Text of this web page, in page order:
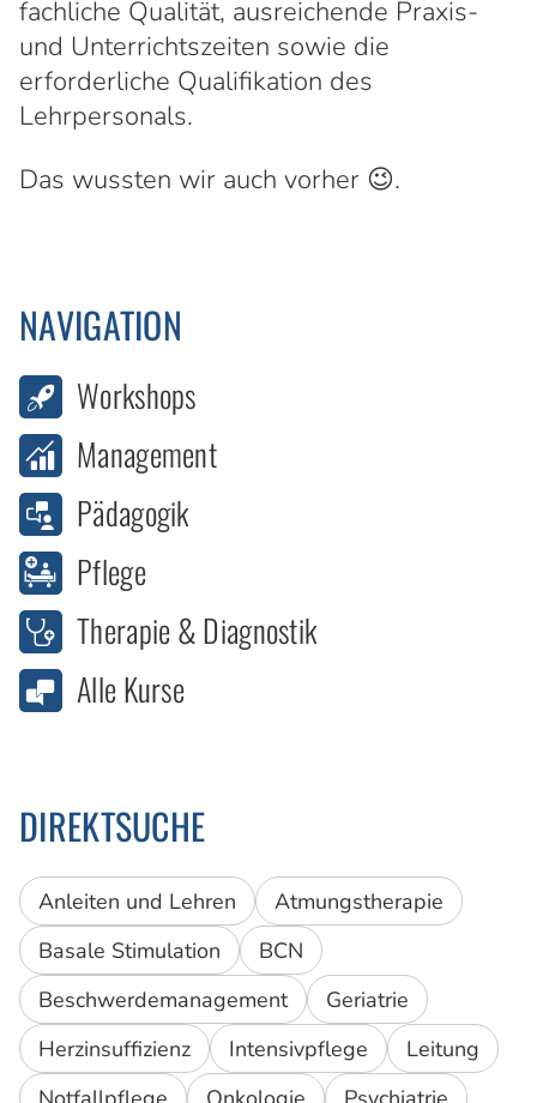
fachliche Qualität, ausreichende Praxis-
und Unterrichtszeiten sowie die
erforderliche Qualifikation des
Lehrpersonals.
Das wussten wir auch vorher 😉.
NAVIGATION
Workshops
Management
Pädagogik
Pflege
Therapie & Diagnostik
Alle Kurse
DIREKTSUCHE
Anleiten und Lehren
Atmungstherapie
Basale Stimulation
BCN
Beschwerdemanagement
Geriatrie
Herzinsuffizienz
Intensivpflege
Leitung